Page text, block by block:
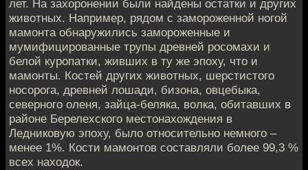
лет. На захоронении были найдены остатки и других
животных. Например, рядом с замороженной ногой
мамонта обнаружились замороженные и
мумифицированные трупы древней росомахи и
белой куропатки, живших в ту же эпоху, что и
мамонты. Костей других животных, шерстистого
носорога, древней лошади, бизона, овцебыка,
северного оленя, зайца-беляка, волка, обитавших в
районе Берелехского местонахождения в
Ледниковую эпоху, было относительно немного –
менее 1%. Кости мамонтов составляли более 99,3 %
всех находок.